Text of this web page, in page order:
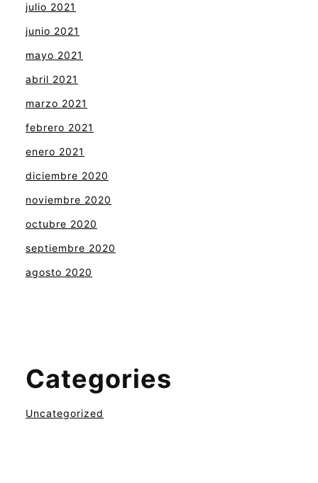
julio 2021
junio 2021
mayo 2021
abril 2021
marzo 2021
febrero 2021
enero 2021
diciembre 2020
noviembre 2020
octubre 2020
septiembre 2020
agosto 2020
Categories
Uncategorized